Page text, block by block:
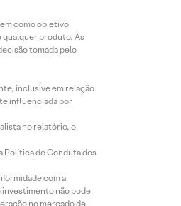
como objetivo
qualquer produto. As
tomada pelo
inclusive em relação
influenciada por
no relatório, o
Política de Conduta dos
com a
investimento não pode
no mercado de